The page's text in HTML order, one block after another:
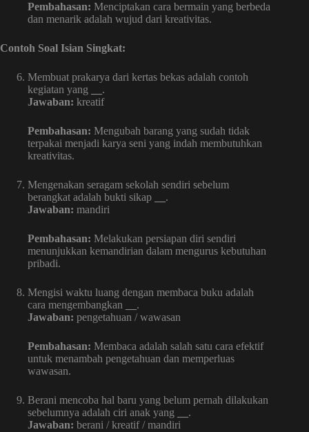
Pembahasan: Menciptakan cara bermain yang berbeda
dan menarik adalah wujud dari kreativitas.
Contoh Soal Isian Singkat:
Membuat prakarya dari kertas bekas adalah contoh
kegiatan yang
.
Jawaban: kreatif
Pembahasan: Mengubah barang yang sudah tidak
terpakai menjadi karya seni yang indah membutuhkan
kreativitas.
Mengenakan seragam sekolah sendiri sebelum
berangkat adalah bukti sikap
.
Jawaban: mandiri
Pembahasan: Melakukan persiapan diri sendiri
menunjukkan kemandirian dalam mengurus kebutuhan
pribadi.
Mengisi waktu luang dengan membaca buku adalah
cara mengembangkan
.
Jawaban: pengetahuan / wawasan
Pembahasan: Membaca adalah salah satu cara efektif
untuk menambah pengetahuan dan memperluas
wawasan.
Berani mencoba hal baru yang belum pernah dilakukan
sebelumnya adalah ciri anak yang
.
Jawaban: berani / kreatif / mandiri